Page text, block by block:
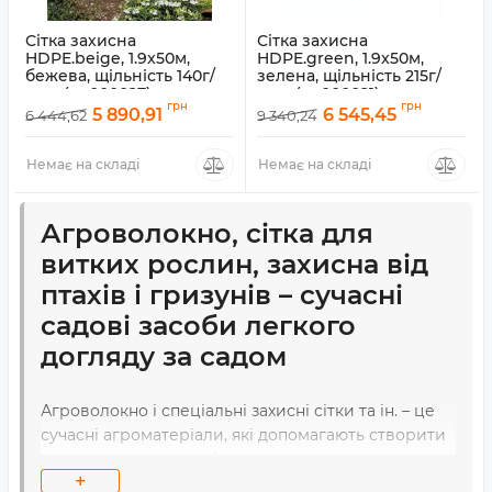
Сітка захисна
HDPE.beige, 1.9x50м,
бежева, щільність 140г/
кв.м (an000027)
Артикул: an000027
6 444,62 5 890,91 грн
Немає на складі
Сітка захисна
HDPE.green, 1.9x50м,
зелена, щільність 215г/
кв.м (an000021)
Артикул: an000021
9 340,24 6 545,45 грн
Немає на складі
Агроволокно, сітка для
витких рослин, захисна від
птахів і гризунів – сучасні
садові засоби легкого
догляду за садом
Агроволокно і спеціальні захисні сітки та ін. – це
сучасні агроматеріали, які допомагають створити
цвітіння і плодоношення. Вони мають широкий
+